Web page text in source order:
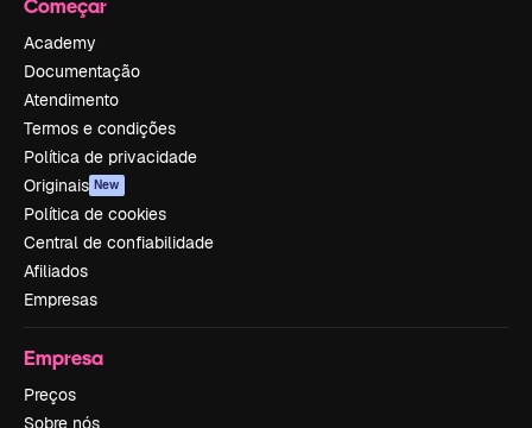
Começar
Academy
Documentação
Atendimento
Termos e condições
Política de privacidade
Originais New
Política de cookies
Central de confiabilidade
Afiliados
Empresas
Empresa
Preços
Sobre nós